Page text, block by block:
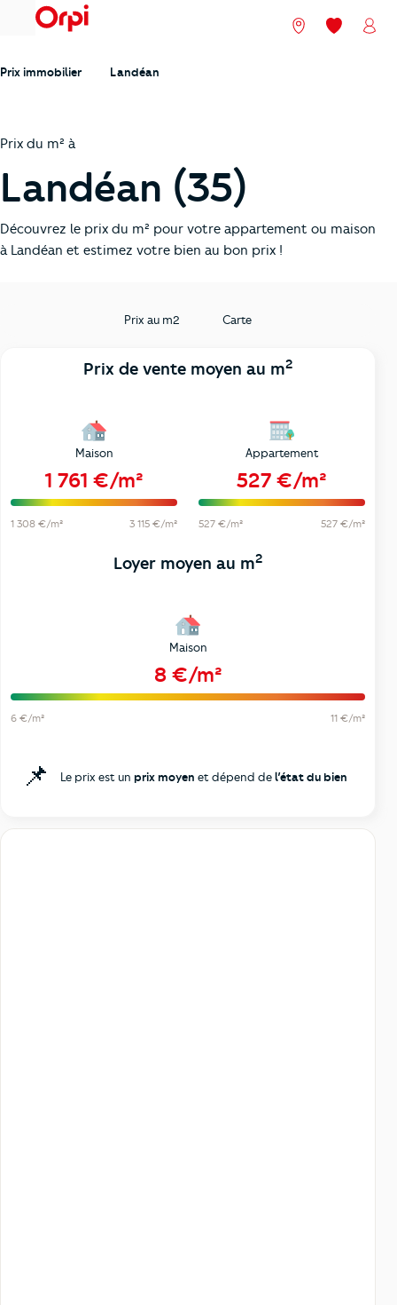
menu Nos agences
Mes
Prix immobilier Landéan
Prix du m² à
Landéan (35)
Découvrez le prix du m² pour votre appartement ou maison
à Landéan et estimez votre bien au bon prix !
Prix au m2 Carte
Prix de vente moyen au m2
Maison
1 761 €/m²
1 308 €/m² 3 115 €/m²
Appartement
527 €/m²
527 €/m² 527 €/m²
Loyer moyen au m2
Maison
8 €/m²
6 €/m² 11 €/m²
📌 Le prix est un prix moyen et dépend del’état du bien